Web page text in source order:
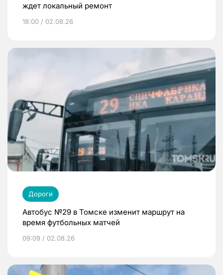
ждет локальный ремонт
18:00 / 02.08.26
Дороги
Автобус №29 в Томске изменит маршрут на
время футбольных матчей
09:09 / 02.08.26